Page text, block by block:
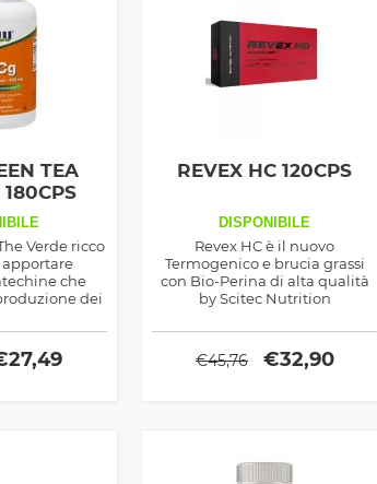
TEA
180CPS
Verde ricco
apportare
che
dei
27,49
REVEX HC 120CPS
DISPONIBILE
Revex HC è il nuovo
Termogenico e brucia grassi
con Bio-Perina di alta qualità
by Scitec Nutrition
€45,76 €32,90